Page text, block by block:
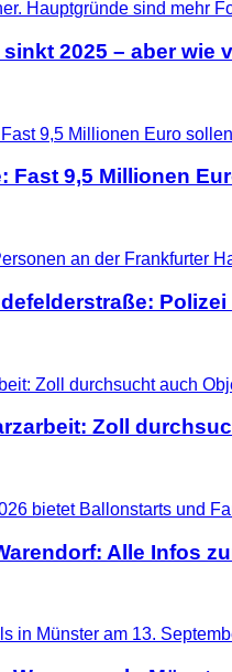
2025 – aber wie
Fast 9,5 Millionen
Zoll
Alle Infos